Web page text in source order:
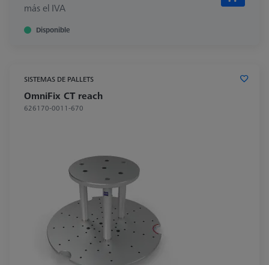
más el IVA
Disponible
SISTEMAS DE PALLETS
OmniFix CT reach
626170-0011-670